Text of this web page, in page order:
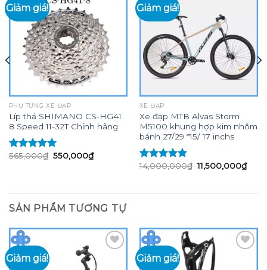
Giảm giá!
Add to
wishlist
PHỤ TÙNG XE ĐẠP
Líp thả SHIMANO CS-HG41
8 Speed 11-32T Chính hãng
Được xếp
565,000₫ Giá
550,000₫Giá
hiện
Giảm giá!
wishlist
XE ĐẠP
Xe đạp MTB Alvas Storm
M5100 khung hợp kim nhôm
bánh 27/29 *15/ 17 inchs
Được xếp
14,000,000₫ Giá
gốc
11,500,000₫Giá
hiện
SẢN PHẨM TƯƠNG TỰ
Giảm giá! Giảm giá!